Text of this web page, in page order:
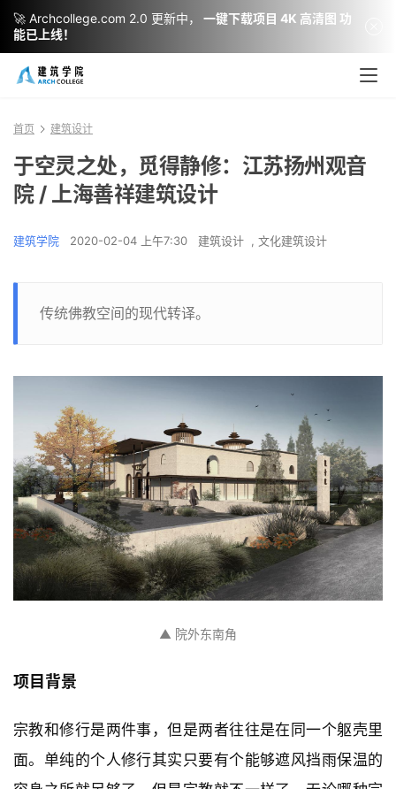
首页 建筑设计
于空灵之处，觅得静修：江苏扬州观音
院 / 上海善祥建筑设计
建筑学院 2020-02-04 上午7:30 建筑设计 , 文化建筑设计
传统佛教空间的现代转译。
▲ 院外东南角
项目背景
宗教和修行是两件事，但是两者往往是在同一个躯壳里
面。单纯的个人修行其实只要有个能够遮风挡雨保温的
🚀 Archcollege.com 2.0 更新中，
一键下载项目 4K 高清图 功
能已上线！